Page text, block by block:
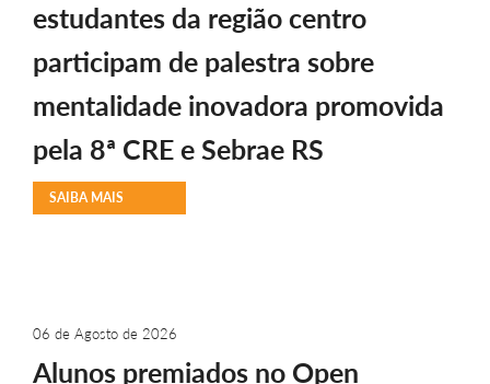
estudantes da região centro
participam de palestra sobre
mentalidade inovadora promovida
pela 8ª CRE e Sebrae RS
SAIBA MAIS
06 de Agosto de 2026
Alunos premiados no Open